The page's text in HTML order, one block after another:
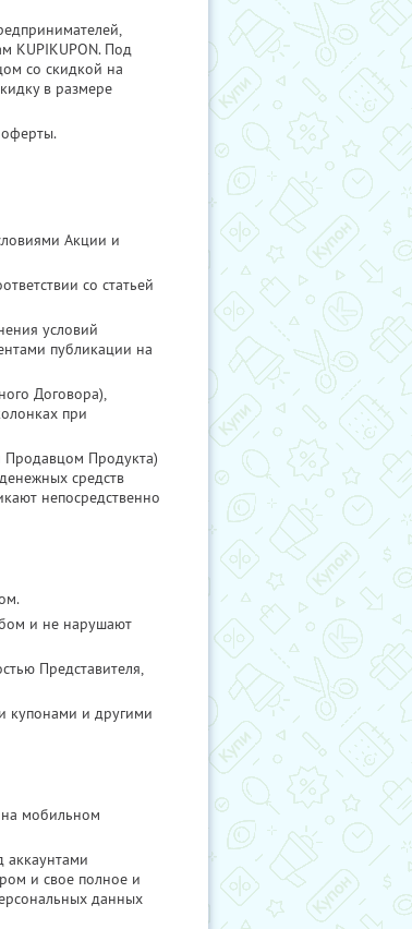
KUPIKUPON. Под
со скидкой на
в размере
Акции и
со статьей
условий
публикации на
Договора),
при
Продавцом Продукта)
средств
непосредственно
и не нарушают
Представителя,
купонами и другими
на мобильном
аккаунтами
и свое полное и
данных